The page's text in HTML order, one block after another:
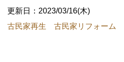
更新日：2023/03/16(木)
古民家再生 古民家リフォーム